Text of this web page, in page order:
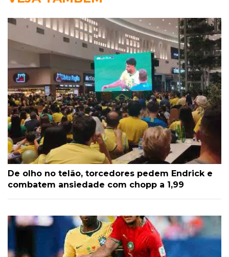
De olho no telão, torcedores pedem Endrick e
combatem ansiedade com chopp a 1,99